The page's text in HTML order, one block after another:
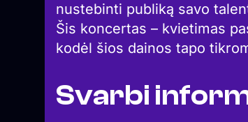
nustebinti publiką savo
Šis koncertas – kvietimas
kodėl šios dainos tapo
Svarbi